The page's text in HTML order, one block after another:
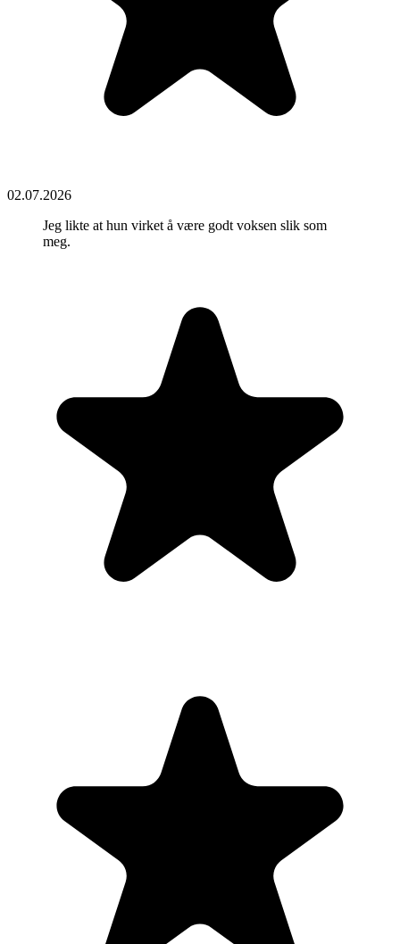
02.07.2026
Jeg likte at hun virket å være godt voksen slik som
meg.